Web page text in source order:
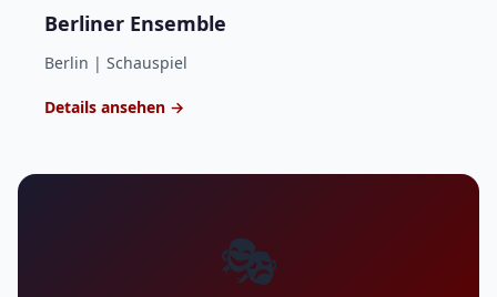
Berliner Ensemble
Berlin | Schauspiel
Details ansehen →
🎭